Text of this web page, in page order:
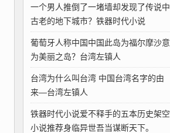
一个男人推倒了一堵墙却发现了传说中
古老的地下城市？铁器时代小说
葡萄牙人称中国中国此岛为福尔摩沙意
为美丽之岛？台湾左镇人
台湾为什么叫台湾 中国台湾名字的由
来—台湾左镇人
铁器时代小说爱不释手的五本历史架空
小说推荐身临异世吾当谋断天下。